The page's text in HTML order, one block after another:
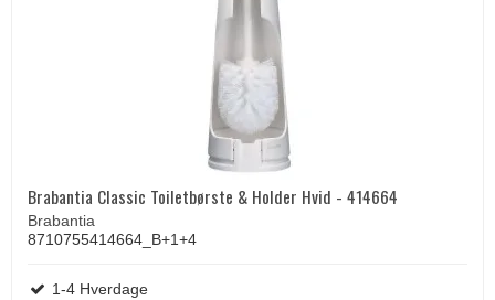
Brabantia Classic Toiletbørste & Holder Hvid - 414664
Brabantia
8710755414664_B+1+4
1-4 Hverdage